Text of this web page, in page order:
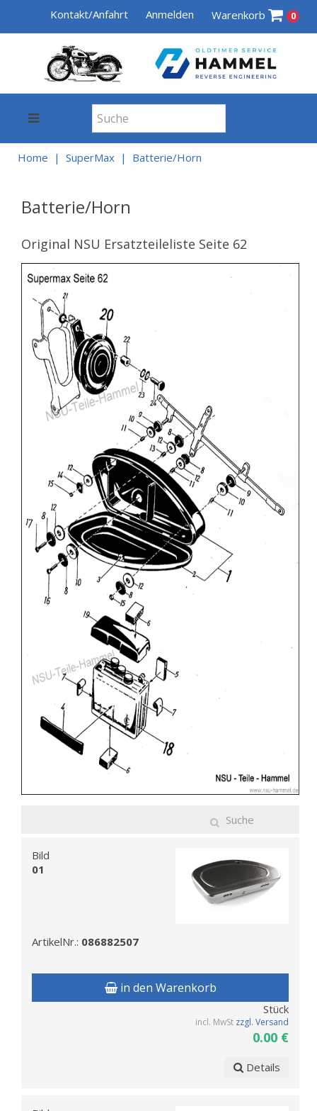
Kontakt/Anfahrt Anmelden Warenkorb 0
Home SuperMax Batterie/Horn
Batterie/Horn
Original NSU Ersatzteileliste Seite 62
Bild
01
ArtikelNr.: 086882507
in den Warenkorb
Stück
incl. MwSt zzgl. Versand
0.00 €
Details